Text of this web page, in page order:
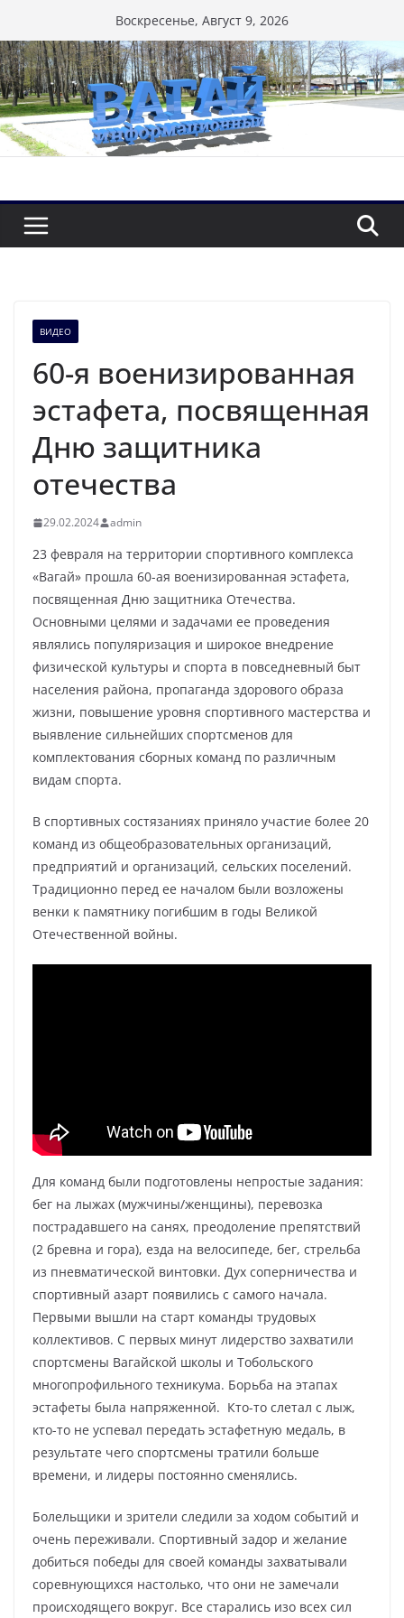
к
содержимому
Воскресенье, Август 9, 2026
ВИДЕО
60-я военизированная
эстафета, посвященная
Дню защитника
отечества
29.02.2024 admin
23 февраля на территории спортивного комплекса
«Вагай» прошла 60-ая военизированная эстафета,
посвященная Дню защитника Отечества.
Основными целями и задачами ее проведения
являлись популяризация и широкое внедрение
физической культуры и спорта в повседневный быт
населения района, пропаганда здорового образа
жизни, повышение уровня спортивного мастерства и
выявление сильнейших спортсменов для
комплектования сборных команд по различным
видам спорта.
В спортивных состязаниях приняло участие более 20
команд из общеобразовательных организаций,
предприятий и организаций, сельских поселений.
Традиционно перед ее началом были возложены
венки к памятнику погибшим в годы Великой
Отечественной войны.
Для команд были подготовлены непростые задания:
бег на лыжах (мужчины/женщины), перевозка
пострадавшего на санях, преодоление препятствий
(2 бревна и гора), езда на велосипеде, бег, стрельба
из пневматической винтовки. Дух соперничества и
спортивный азарт появились с самого начала.
Первыми вышли на старт команды трудовых
коллективов. С первых минут лидерство захватили
спортсмены Вагайской школы и Тобольского
многопрофильного техникума. Борьба на этапах
эстафеты была напряженной. Кто-то слетал с лыж,
кто-то не успевал передать эстафетную медаль, в
результате чего спортсмены тратили больше
времени, и лидеры постоянно сменялись.
Болельщики и зрители следили за ходом событий и
очень переживали. Спортивный задор и желание
добиться победы для своей команды захватывали
соревнующихся настолько, что они не замечали
происходящего вокруг. Все старались изо всех сил